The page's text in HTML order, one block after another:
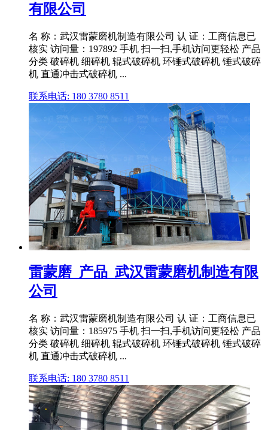
有限公司
名 称：武汉雷蒙磨机制造有限公司 认 证：工商信息已
核实 访问量：197892 手机 扫一扫,手机访问更轻松 产品
分类 破碎机 细碎机 辊式破碎机 环锤式破碎机 锤式破碎
机 直通冲击式破碎机 ...
联系电话: 180 3780 8511
雷蒙磨_产品_武汉雷蒙磨机制造有限
公司
名 称：武汉雷蒙磨机制造有限公司 认 证：工商信息已
核实 访问量：185975 手机 扫一扫,手机访问更轻松 产品
分类 破碎机 细碎机 辊式破碎机 环锤式破碎机 锤式破碎
机 直通冲击式破碎机 ...
联系电话: 180 3780 8511